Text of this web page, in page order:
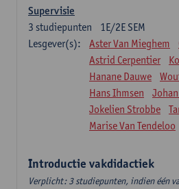
Supervisie
1E/2E SEM
3 studiepunten
Lesgever(s):
Aster Van Mieghem
Astrid Cerpentier
Hanane Dauwe
Hans Ihmsen
Jokelien Strobbe
Marise Van Tendeloo
Introductie vakdidactiek
Verplicht: 3 studiepunten, indien één